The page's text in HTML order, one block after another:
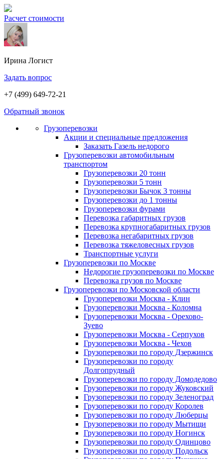
Расчет стоимости
Ирина Логист
Задать вопрос
+7 (499) 649-72-21
Обратный звонок
Грузоперевозки
Акции и специальные предложения
Заказать Газель недорого
Грузоперевозки автомобильным
транспортом
Грузоперевозки 20 тонн
Грузоперевозки 5 тонн
Грузоперевозки Бычок 3 тонны
Грузоперевозки до 1 тонны
Грузоперевозки фурами
Перевозка габаритных грузов
Перевозка крупногабаритных грузов
Перевозка негабаритных грузов
Перевозка тяжеловесных грузов
Транспортные услуги
Грузоперевозки по Москве
Недорогие грузоперевозки по Москве
Перевозка грузов по Москве
Грузоперевозки по Московской области
Грузоперевозки Москва - Клин
Грузоперевозки Москва - Коломна
Грузоперевозки Москва - Орехово-
Зуево
Грузоперевозки Москва - Серпухов
Грузоперевозки Москва - Чехов
Грузоперевозки по городу Дзержинск
Грузоперевозки по городу
Долгопрудный
Грузоперевозки по городу Домодедово
Грузоперевозки по городу Жуковский
Грузоперевозки по городу Зеленоград
Грузоперевозки по городу Королев
Грузоперевозки по городу Люберцы
Грузоперевозки по городу Мытищи
Грузоперевозки по городу Ногинск
Грузоперевозки по городу Одинцово
Грузоперевозки по городу Подольск